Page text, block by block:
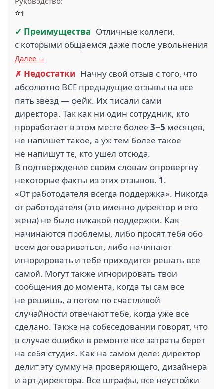
⭐1
✓ Преимущества Отличные коллеги,
с которыми общаемся даже после увольнения
Далее →
✗ Недостатки Начну свой отзыв с того, что
абсолютно ВСЕ предыдущие отзывы на все
пять звезд — фейк. Их писали сами
директора. Так как ни один сотрудник, кто
проработает в этом месте более 3−5 месяцев,
не напишет такое, а уж тем более такое
не напишут те, кто ушел отсюда.
В подтверждение своим словам опровергну
некоторые факты из этих отзывов. 1.
«От работодателя всегда поддержка». Никогда
от работодателя (это именно директор и его
жена) не было никакой поддержки. Как
начинаются проблемы, либо просят тебя обо
всем договариваться, либо начинают
игнорировать и тебе приходится решать все
самой. Могут также игнорировать твои
сообщения до момента, когда ты сам все
не решишь, а потом по счастливой
случайности отвечают тебе, когда уже все
сделано. Также на собеседовании говорят, что
в случае ошибки в ремонте все затраты берет
на себя студия. Как на самом деле: директор
делит эту сумму на проверяющего, дизайнера
и арт-директора. Все штрафы, все неустойки